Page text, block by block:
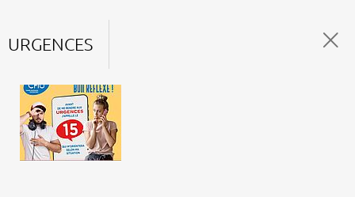
URGENCES